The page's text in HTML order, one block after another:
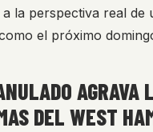
la perspectiva real de
el próximo
AGRAVA
DEL WEST